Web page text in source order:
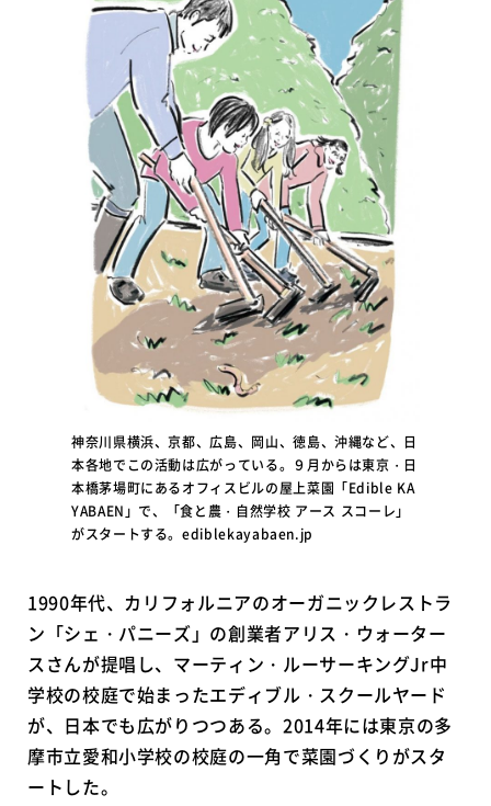
神奈川県横浜、京都、広島、岡山、徳島、沖縄など、日
本各地でこの活動は広がっている。９月からは東京・日
本橋茅場町にあるオフィスビルの屋上菜園「Edible KA
YABAEN」で、「食と農・自然学校 アース スコーレ」
がスタートする。ediblekayabaen.jp
1990年代、カリフォルニアのオーガニックレストラ
ン「シェ・パニーズ」の創業者アリス・ウォーター
スさんが提唱し、マーティン・ルーサーキングJr中
学校の校庭で始まったエディブル・スクールヤード
が、日本でも広がりつつある。2014年には東京の多
摩市立愛和小学校の校庭の一角で菜園づくりがスタ
ートした。